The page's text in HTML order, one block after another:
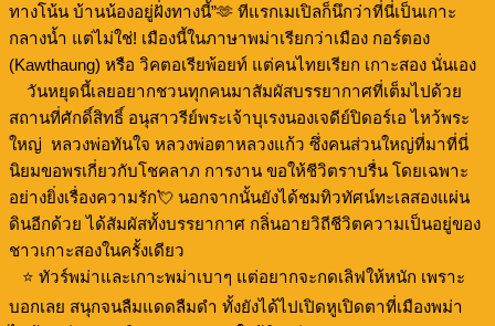
ทางโน้น บ้านน้องอยู่ฝั่งทางนี้”🫶 ทีแรกเมเปิลก็นึกว่าที่นี่เป็นเกาะ
กลางน้ำ แต่ไม่ใช่! เมืองนี้ในภาษาพม่าเรียกว่าเมือง กอร์ตอง
(Kawthaung) หรือ วิคตอเรียพ้อยท์ แต่คนไทยเรียก เกาะสอง นั่นเอง
วันหยุดนี้เลยอยากชวนทุกคนมาสัมผัสบรรยากาศที่เต็มไปด้วย
สถานที่ศักดิ์สิทธิ์ อนุสาวรีย์พระเจ้าบุเรงนองเจดีย์ปิดอร์เอ ไหว้พระ
ใหญ่ หลวงพ่อทันใจ หลวงพ่อตาหลวงแก้ว ซึ่งคนส่วนใหญ่ที่มาที่นี่
นิยมขอพรเกี่ยวกับโชคลาภ การงาน ขอให้ชีวิตราบรื่น โดยเฉพาะ
อย่างยิ่งเรื่องความรัก💘 นอกจากนั้นยังได้ชมทิวทัศน์ทะเลสองแผ่น
ดินอีกด้วย ได้สัมผัสทั้งบรรยากาศ กลิ่นอายวิถีชีวิตความเป็นอยู่ของ
ชาวเกาะสองในครั้งเดียว
⭐️ ทัวร์พม่าและเกาะพม่าเบาๆ แต่อยากจะกดเลิฟให้หนัก เพราะ
บอกเลย สนุกจนลืมแดดลืมดำ ทั้งยังได้ไปเปิดหูเปิดตาที่เมืองพม่า